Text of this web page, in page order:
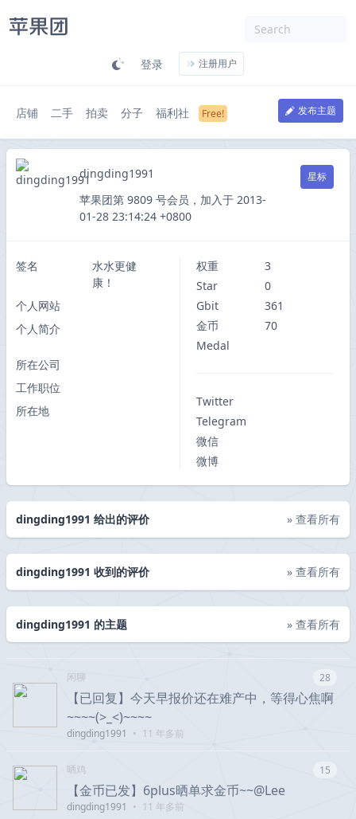
登录 注册用户
店铺 二手 拍卖 分子 福利社 发布主题
dingding1991
苹果团第 9809 号会员，加入于 2013-
01-28 23:14:24 +0800
星标
签名
水水更健
康！
个人网站
个人简介
所在公司
工作职位
所在地
权重
3
Star
0
Gbit
361
金币
70
Medal
Twitter
Telegram
微信
微博
dingding1991 给出的评价 » 查看所有
dingding1991 收到的评价 » 查看所有
dingding1991 的主题 » 查看所有
闲聊 28
【已回复】今天早报价还在难产中，等得心焦啊
~~~~(>_<)~~~~
dingding1991 • 11 年多前
晒鸡 15
【金币已发】6plus晒单求金币~~@Lee
dingding1991 • 11 年多前